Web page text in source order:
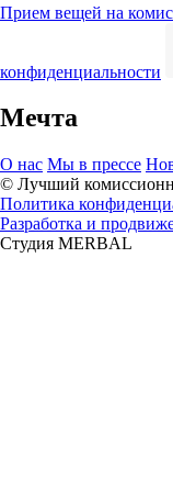
Прием вещей на
конфиденциальности
Мечта
О нас Мы в прессе
© Лучший
Политика
Разработка и
Студия MERBAL